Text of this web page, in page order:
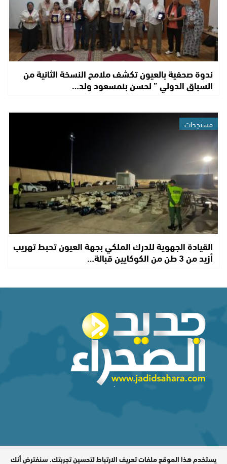
ندوة صحفية بالعيون تكشف ملامح النسخة الثانية من
السباق الدولي ” لحسن بنمسعود ولد…
مستجدات
القيادة الجهوية للدرك الملكي بجهة العيون تحبط تهريب
أزيد من 3 طن من الكوكايين قبالة…
المدير المسؤول : اشكيريد مصطفى /
يستخدم هذا الموقع ملفات تعريف الارتباط لتحسين تجربتك. سنفترض أنك